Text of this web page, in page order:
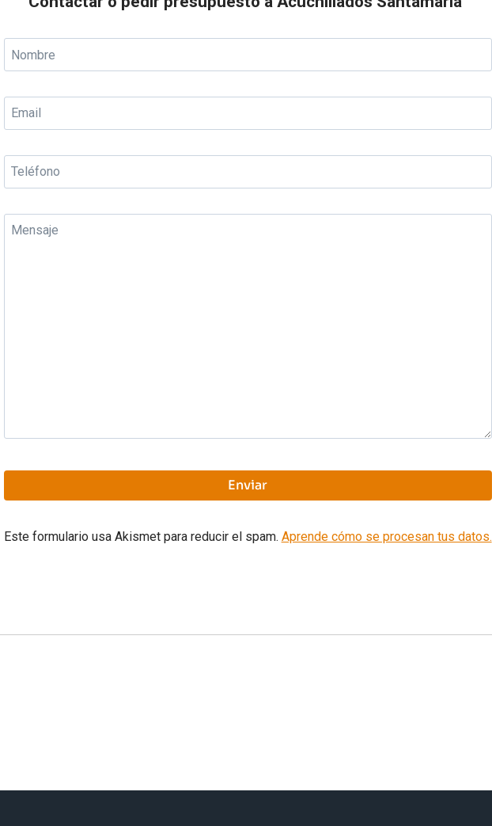
Este formulario usa Akismet para reducir el spam. Aprende cómo se procesan tus datos.